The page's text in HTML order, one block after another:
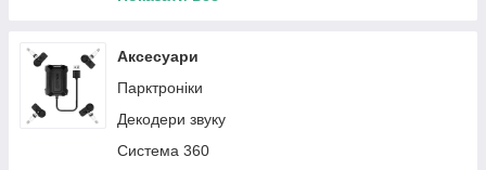
Автомагнітоли Hyundai
Автомагнітоли Ssang Yong
Автомагнітоли Nissan
Автомагнітоли Mitsubishi
Smart
Citroen
Dodge
Acura
Аксесуари
Парктроніки
Декодери звуку
Система 360